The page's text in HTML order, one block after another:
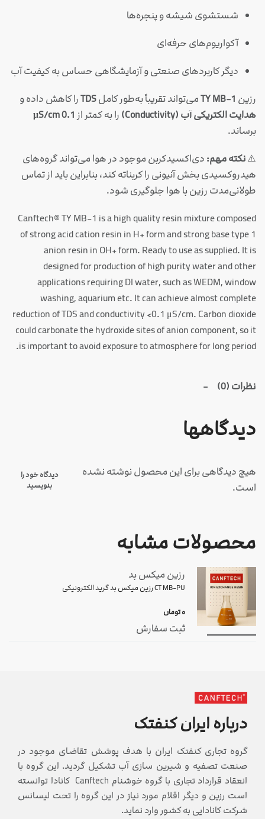
شستشوی شیشه و پنجره‌ها
آکواریوم‌های حرفه‌ای
دیگر کاربردهای صنعتی و آزمایشگاهی حساس به کیفیت آب
رزین TY MB-1می‌تواند تقریباً به‌طور کاملTDSرا کاهش داده و
هدایت الکتریکی آب (Conductivity)
را به کمتر از 0.1 μS/cm
برساند.
⚠️نکته مهم: دی‌اکسیدکربن موجود در هوا می‌تواند گروه‌های
هیدروکسیدی بخش آنیونی را کربناته کند، بنابراین باید از تماس
طولانی‌مدت رزین با هوا جلوگیری شود.
Canftech® TY MB-1 is a high quality resin mixture composed
of strong acid cation resin in H+ form and strong base type 1
anion resin in OH+ form. Ready to use as supplied. It is
designed for production of high purity water and other
applications requiring DI water, such as WEDM, window
washing, aquarium etc. It can achieve almost complete
reduction of TDS and conductivity <0.1 μS/cm. Carbon dioxide
could carbonate the hydroxide sites of anion component, so it
is important to avoid exposure to atmosphere for long period.
نظرات (0)
دیدگاهها
هیچ دیدگاهی برای این محصول نوشته نشده
است.
دیدگاه خود را
بنویسید
محصولات مشابه
رزین میکس بد
CT MB-PU رزین میکس بد گرید الکترونیکی
۰تومان
ثبت سفارش
درباره ایران کنفتک
گروه تجاری کنفتک ایران با هدف پوشش تقاضای موجود در
صنعت تصفیه و شیرین سازی آب تشکیل گردید. این گروه با
انعقاد قرارداد تجاری با گروه خوشنام Canftech کانادا توانسته
است رزین و دیگر اقلام مورد نیاز در این گروه را تحت لیسانس
شرکت کانادایی به کشور وارد نماید.